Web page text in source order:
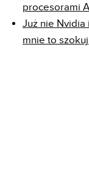
procesorami
Już nie Nvidia
mnie to